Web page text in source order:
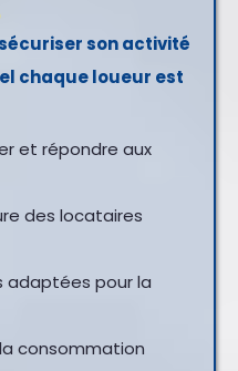
son activité
chaque loueur est
et répondre aux
des locataires
adaptées pour la
consommation